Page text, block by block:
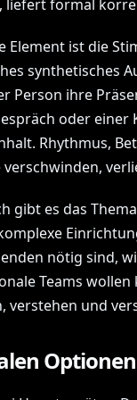
formal
Element ist die
synthetisches
Person ihre
oder einer
Rhythmus,
verschwinden,
gibt es das
nötig sind,
Teams wollen
verstehen und